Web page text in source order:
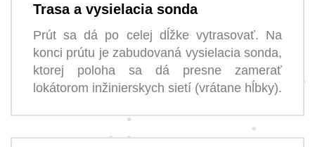
Trasa a vysielacia sonda
Prút sa dá po celej dĺžke vytrasovať. Na
konci prútu je zabudovaná vysielacia sonda,
ktorej poloha sa dá presne zamerať
lokátorom inžinierskych sietí (vrátane hĺbky).